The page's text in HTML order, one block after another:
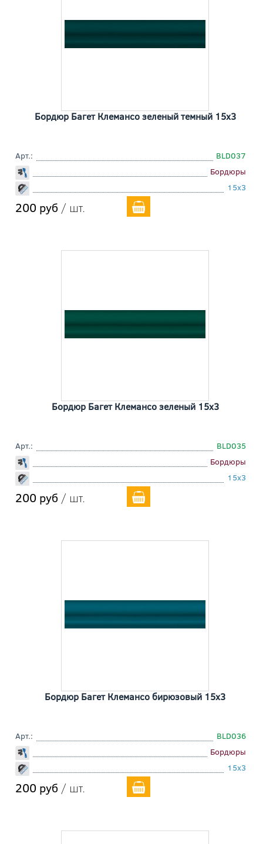
Бордюр Багет Клемансо зеленый темный 15x3
Арт.:
BLD037
Бордюры
15x3
200 руб / шт.
Бордюр Багет Клемансо зеленый 15x3
Арт.:
BLD035
Бордюры
15x3
200 руб / шт.
Бордюр Багет Клемансо бирюзовый 15x3
Арт.:
BLD036
Бордюры
15x3
200 руб / шт.